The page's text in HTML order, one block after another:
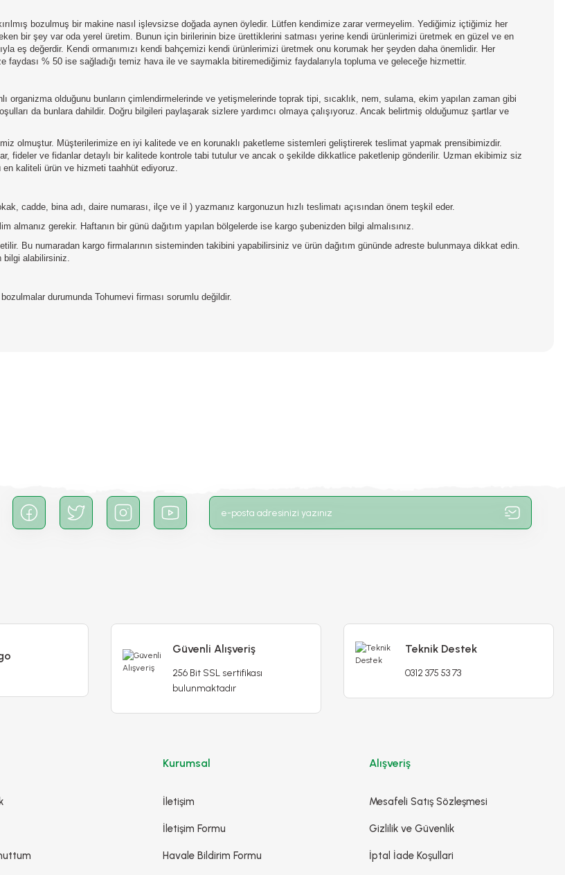
bozulmuş bir makine nasıl işlevsizse doğada aynen öyledir. Lütfen kendimize zarar vermeyelim. Yediğimiz içtiğimiz her
bir şey var oda yerel üretim. Bunun için birilerinin bize ürettiklerini satması yerine kendi ürünlerimizi üretmek en güzel ve en
eş değerdir. Kendi ormanımızı kendi bahçemizi kendi ürünlerimizi üretmek onu korumak her şeyden daha önemlidir. Her
% 50 ise sağladığı temiz hava ile ve saymakla bitiremediğimiz faydalarıyla topluma ve geleceğe hizmettir.
organizma olduğunu bunların çimlendirmelerinde ve yetişmelerinde toprak tipi, sıcaklık, nem, sulama, ekim yapılan zaman gibi
da bunlara dahildir. Doğru bilgileri paylaşarak sizlere yardımcı olmaya çalışıyoruz. Ancak belirtmiş olduğumuz şartlar ve
olmuştur. Müşterilerimize en iyi kalitede ve en korunaklı paketleme sistemleri geliştirerek teslimat yapmak prensibimizdir.
fideler ve fidanlar detaylı bir kalitede kontrole tabi tutulur ve ancak o şekilde dikkatlice paketlenip gönderilir. Uzman ekibimiz siz
kaliteli ürün ve hizmeti taahhüt ediyoruz.
cadde, bina adı, daire numarası, ilçe ve il ) yazmanız kargonuzun hızlı teslimatı açısından önem teşkil eder.
gerekir. Haftanın bir günü dağıtım yapılan bölgelerde ise kargo şubenizden bilgi almalısınız.
Bu numaradan kargo firmalarının sisteminden takibini yapabilirsiniz ve ürün dağıtım gününde adreste bulunmaya dikkat edin.
bilgi alabilirsiniz.
durumunda Tohumevi firması sorumlu değildir.
Güvenli Alışveriş
256 Bit SSL sertifikası
bulunmaktadır
Teknik Destek
0312 375 53 73
Kurumsal
İletişim
İletişim Formu
Havale Bildirim Formu
Alışveriş
Mesafeli Satış Sözleşmesi
Gizlilik ve Güvenlik
İptal İade Koşullari